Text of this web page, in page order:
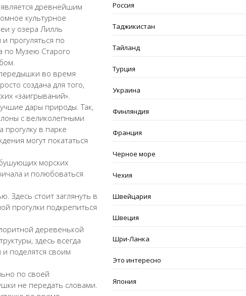
древнейшим
культурное
у озера Лилль
прогуляться по
по Музею Старого
во время
создана для того,
«заигрываний».
дары природы. Так,
с великолепными
в парке
могут покататься
морских
и полюбоваться
Здесь стоит заглянуть в
прогулки подкрепиться
деревенькой
здесь всегда
поделятся своим
по своей
не передать словами.
Россия
Таджикистан
Тайланд
Турция
Украина
Финляндия
Франция
Черное море
Чехия
Швейцария
Швеция
Шри-Ланка
Это интересно
Япония